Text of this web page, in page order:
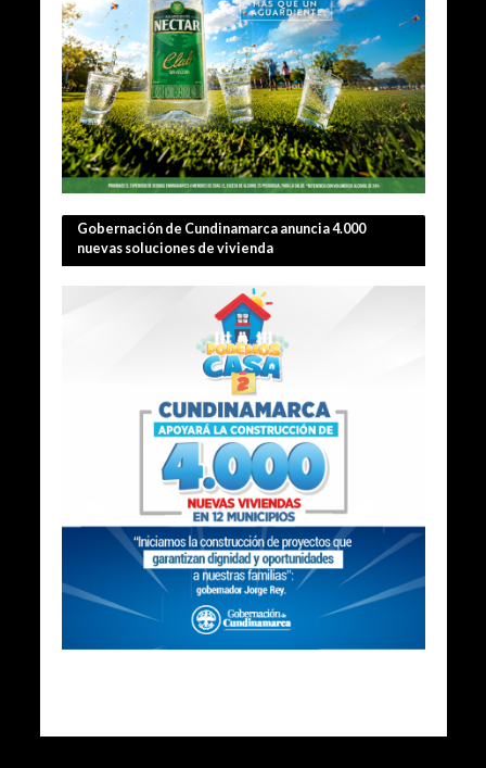
Gobernación de Cundinamarca anuncia 4.000
nuevas soluciones de vivienda